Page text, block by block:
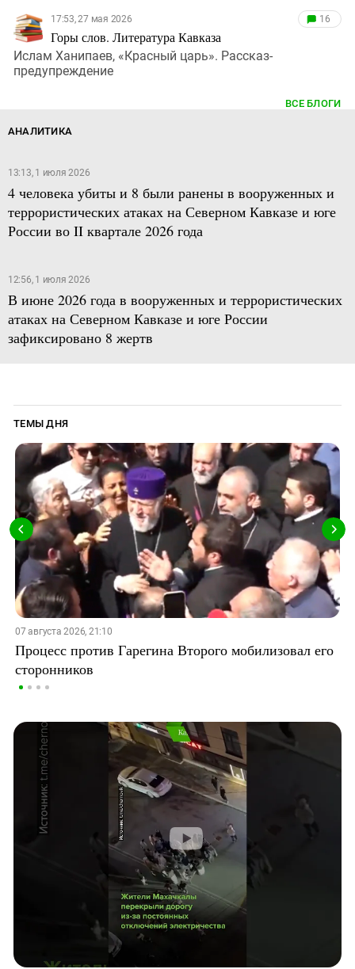
17:53, 27 мая 2026
Горы слов. Литература Кавказа
16
Ислам Ханипаев, «Красный царь». Рассказ-
предупреждение
ВСЕ БЛОГИ
АНАЛИТИКА
13:13, 1 июля 2026
4 человека убиты и 8 были ранены в вооруженных и
террористических атаках на Северном Кавказе и юге
России во II квартале 2026 года
12:56, 1 июля 2026
В июне 2026 года в вооруженных и террористических
атаках на Северном Кавказе и юге России
зафиксировано 8 жертв
ТЕМЫ ДНЯ
07 августа 2026, 21:10
Процесс против Гарегина Второго мобилизовал его
сторонников